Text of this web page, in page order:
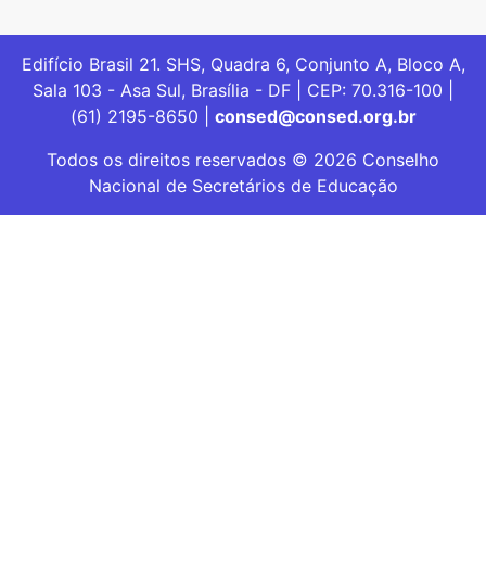
Edifício Brasil 21. SHS, Quadra 6, Conjunto A, Bloco A,
Sala 103 - Asa Sul, Brasília - DF | CEP: 70.316-100 |
(61) 2195-8650 | consed@consed.org.br
Todos os direitos reservados © 2026 Conselho
Nacional de Secretários de Educação